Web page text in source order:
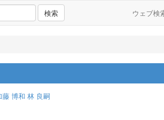
検索 ウェブ検
藤 博和 林 良嗣